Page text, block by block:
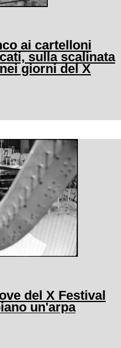
ai cartelloni
sulla scalinata
giorni del X
del X Festival
un'arpa